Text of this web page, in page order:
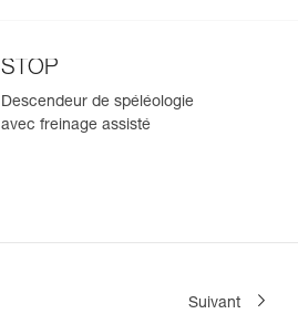
STOP
Descendeur de spéléologie
avec freinage assisté
Suivant